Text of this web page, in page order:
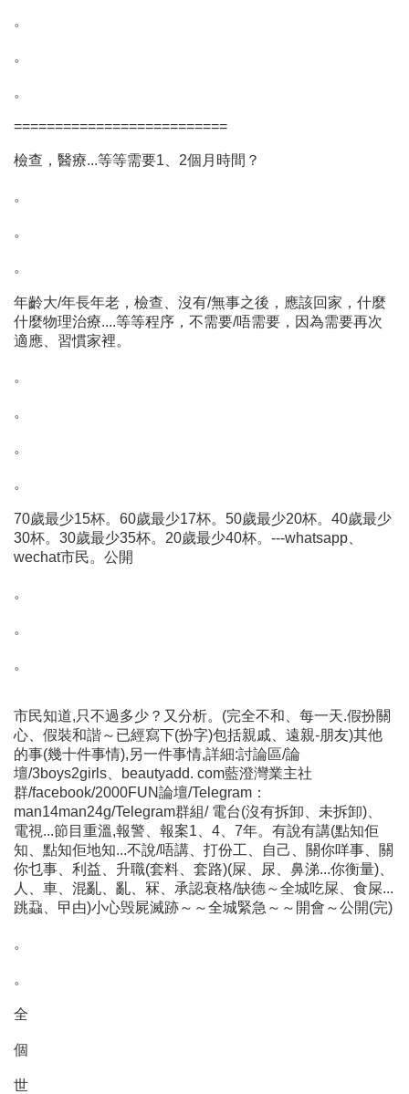
。
。
。
==========================
檢查，醫療...等等需要1、2個月時間？
。
。
。
年齡大/年長年老，檢查、沒有/無事之後，應該回家，什麼
什麼物理治療....等等程序，不需要/唔需要，因為需要再次
適應、習慣家裡。
。
。
。
。
70歲最少15杯。60歲最少17杯。50歲最少20杯。40歲最少
30杯。30歲最少35杯。20歲最少40杯。---whatsapp、
wechat市民。公開
。
。
。
市民知道,只不過多少？又分析。(完全不和、每一天.假扮關
心、假裝和諧～已經寫下(扮字)包括親戚、遠親-朋友)其他
的事(幾十件事情),另一件事情,詳細:討論區/論
壇/3boys2girls、beautyadd. com藍澄灣業主社
群/facebook/2000FUN論壇/Telegram：
man14man24g/Telegram群組/ 電台(沒有拆卸、未拆卸)、
電視...節目重溫,報警、報案1、4、7年。有說有講(點知佢
知、點知佢地知...不說/唔講、打份工、自己、關你咩事、關
你乜事、利益、升職(套料、套路)(屎、尿、鼻涕...你衡量)、
人、車、混亂、亂、冧、承認衰格/缺德～全城吃屎、食屎...
跳蝨、曱甴)小心毁屍滅跡～～全城緊急～～開會～公開(完)
。
。
全
個
世